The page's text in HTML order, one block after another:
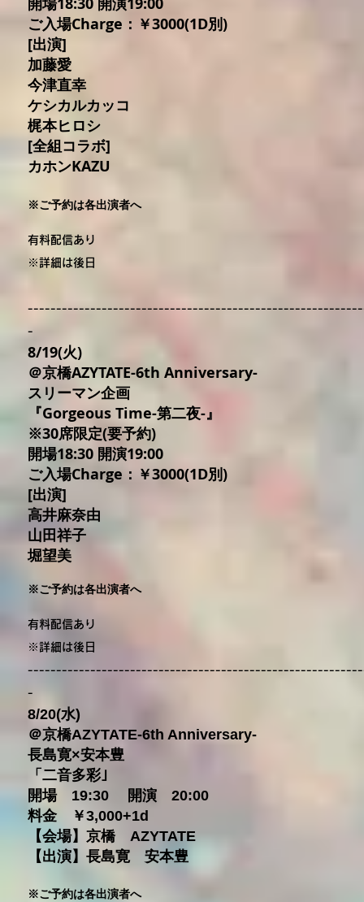
ご入場Charge：￥3000(1D別)
[出演]
加藤愛
今津直幸
ケシカルカッコ
梶本ヒロシ
[全組コラボ]
カホンKAZU
※ご予約は各出演者へ
有料配信あり
※詳細は後日
----------------------------------
-
8/19(火)
＠京橋AZYTATE-6th Anniversary-
スリーマン企画
『Gorgeous Time-第二夜-』
※30席限定(要予約)
開場18:30 開演19:00
ご入場Charge：￥3000(1D別)
[出演]
高井麻奈由
山田祥子
堀望美
※ご予約は各出演者へ
有料配信あり
※詳細は後日
----------------------------------
-
8/20(水)
＠京橋AZYTATE-6th Anniversary-
長島寛×安本豊
「二音多彩｣
開場 19:30 開演 20:00
料金 ￥3,000+1d
【会場】京橋 AZYTATE
【出演】長島寛 安本豊
※ご予約は各出演者へ